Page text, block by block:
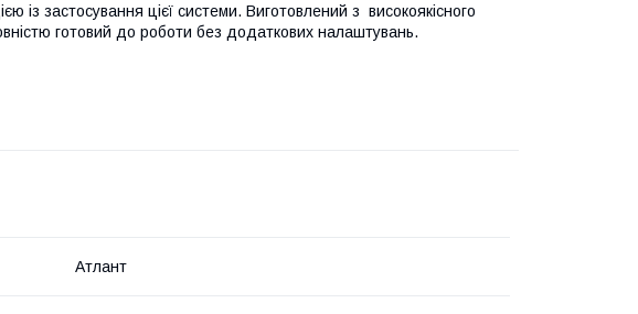
із застосування цієї системи. Виготовлений з високоякісного
готовий до роботи без додаткових налаштувань.
Атлант